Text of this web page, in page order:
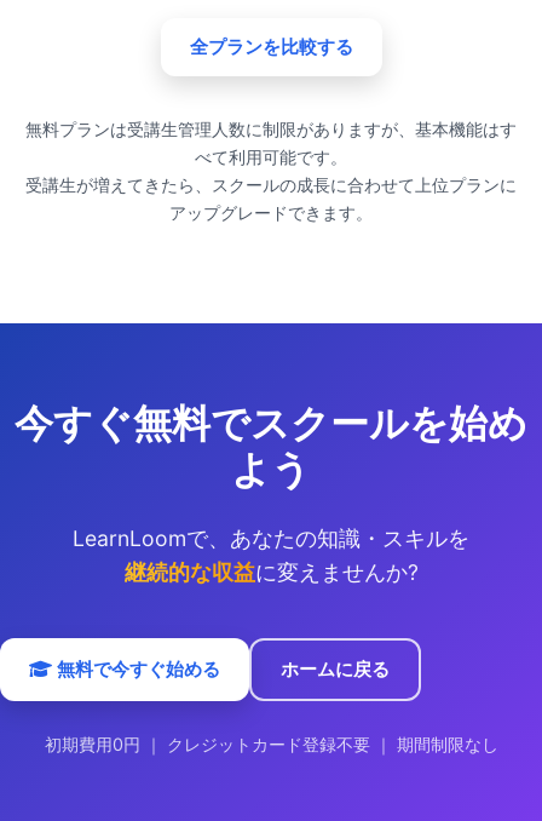
全プランを比較する
無料プランは受講生管理人数に制限がありますが、基本機能はす
べて利用可能です。
受講生が増えてきたら、スクールの成長に合わせて上位プランに
アップグレードできます。
今すぐ無料でスクールを始め
よう
LearnLoomで、あなたの知識・スキルを
継続的な収益に変えませんか?
無料で今すぐ始める ホームに戻る
初期費用0円 ｜ クレジットカード登録不要 ｜ 期間制限なし